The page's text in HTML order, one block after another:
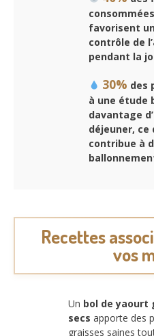
favorisent
contrôle de
pendant la
30% des
à une étude
davantage
déjeuner, ce
contribue à
Recettes
vos
Un bol de yaourt
secs apporte des
graisses saines